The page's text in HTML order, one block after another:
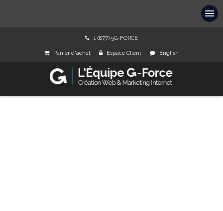
1 (877) 5G-FORCE
Panier d'achat Espace Client English